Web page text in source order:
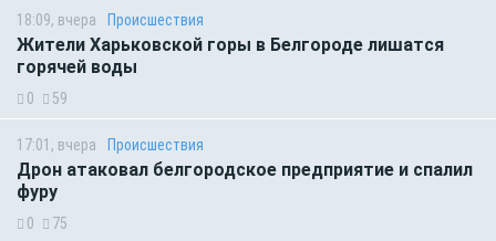
18:09, вчера Происшествия
Жители Харьковской горы в Белгороде лишатся
горячей воды
0 59
17:01, вчера Происшествия
Дрон атаковал белгородское предприятие и спалил
фуру
0 75